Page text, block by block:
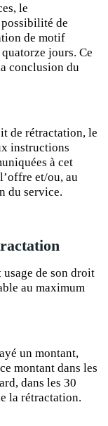
le
de
de motif
jours. Ce
conclusion du
de rétractation, le
instructions
à cet
et/ou, au
du service.
de son droit
au maximum
un montant,
montant dans les
dans les 30
la rétractation.